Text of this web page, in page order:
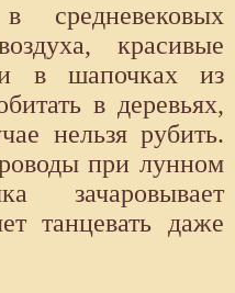
средневековых
красивые
в шапочках из
в деревьях,
нельзя рубить.
при лунном
зачаровывает
танцевать даже